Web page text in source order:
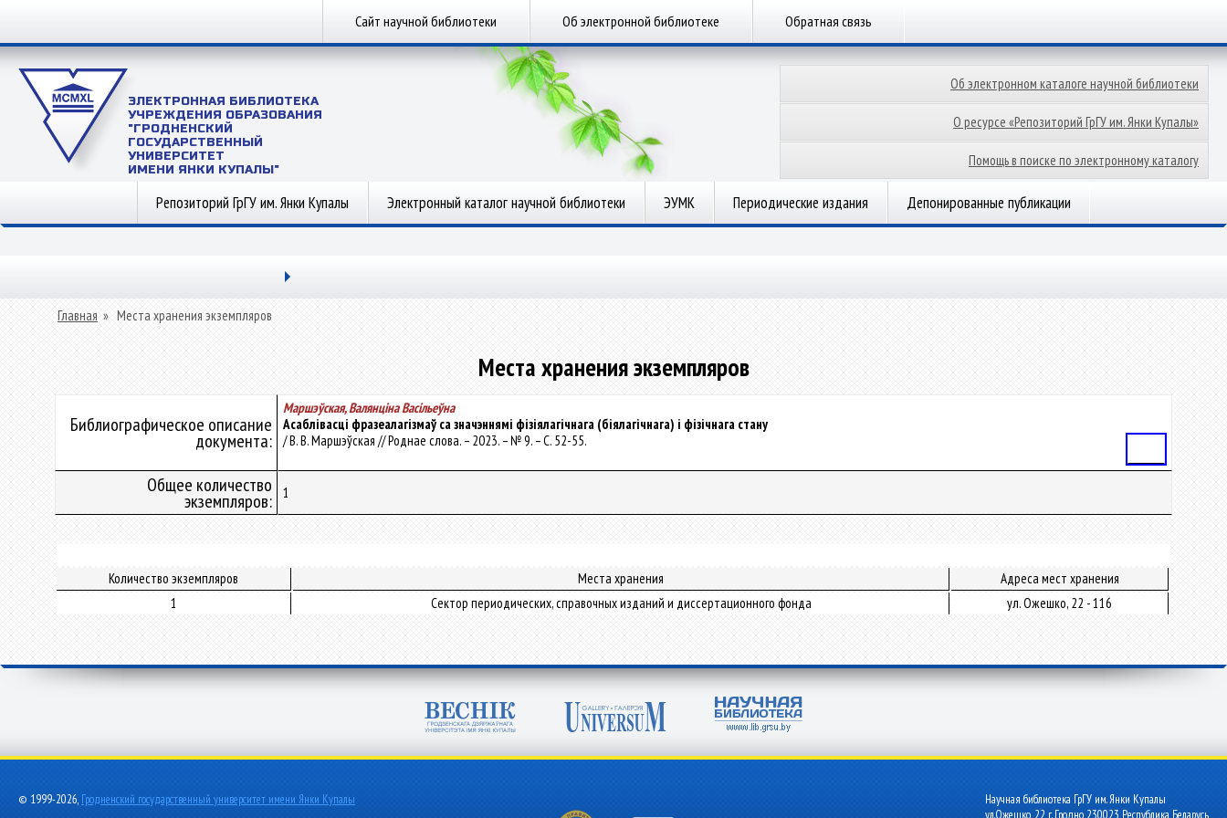
Сайт научной библиотеки Об электронной библиотеке Обратная связь
ЭЛЕКТРОННАЯ БИБЛИОТЕКА
УЧРЕЖДЕНИЯ ОБРАЗОВАНИЯ
"ГРОДНЕНСКИЙ
ГОСУДАРСТВЕННЫЙ
УНИВЕРСИТЕТ
ИМЕНИ ЯНКИ КУПАЛЫ"
Об электронном каталоге научной библиотеки
О ресурсе «Репозиторий ГрГУ им. Янки Купалы»
Помощь в поиске по электронному каталогу
Репозиторий ГрГУ им. Янки Купалы Электронный каталог научной библиотеки ЭУМК Периодические издания Депонированные публикации
Главная » Места хранения экземпляров
Места хранения экземпляров
Библиографическое описание
документа:
Маршэўская, Валянцiна Васiльеўна
Асаблівасці фразеалагізмаў са значэннямі фізіялагічнага (біялагічнага) і фізічнага стану
/ В. В. Маршэўская // Роднае слова. – 2023. – № 9. – С. 52-55.
Общее количество
экземпляров: 1
Количество экземпляров Места хранения
Адреса мест хранения
1
Сектор периодических, справочных изданий и диссертационного фонда ул. Ожешко, 22 - 116
© 1999-2026, Гродненский государственный университет имени Янки Купалы
Научная библиотека ГрГУ им. Янки Купалы
ул.Ожешко, 22 г. Гродно 230023 Республика Беларусь